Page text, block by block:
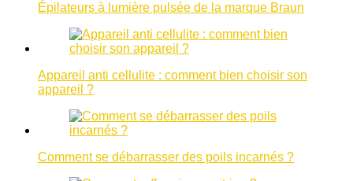
Épilateurs à lumière pulsée de la marque Braun
Appareil anti cellulite : comment bien choisir son
appareil ?
Comment se débarrasser des poils incarnés ?